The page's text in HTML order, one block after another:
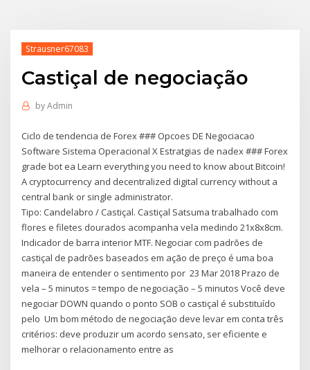
Strausner67083
Castiçal de negociação
byAdmin
Ciclo de tendencia de Forex ### Opcoes DE Negociacao
Software Sistema Operacional X Estratgias de nadex ### Forex
grade bot ea Learn everything you need to know about Bitcoin!
A cryptocurrency and decentralized digital currency without a
central bank or single administrator.
Tipo: Candelabro / Castiçal. Castiçal Satsuma trabalhado com
flores e filetes dourados acompanha vela medindo 21x8x8cm.
Indicador de barra interior MTF. Negociar com padrões de
castiçal de padrões baseados em ação de preço é uma boa
maneira de entender o sentimento por 23 Mar 2018 Prazo de
vela – 5 minutos = tempo de negociação – 5 minutos Você deve
negociar DOWN quando o ponto SOB o castiçal é substituído
pelo Um bom método de negociação deve levar em conta três
critérios: deve produzir um acordo sensato, ser eficiente e
melhorar o relacionamento entre as